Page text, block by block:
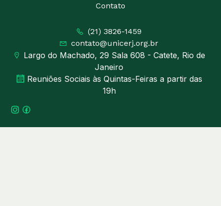
Contato
(21) 3826-1459
contato@unicerj.org.br
Largo do Machado, 29 Sala 608 - Catete, Rio de
Janeiro
Reuniões Sociais às Quintas-Feiras a partir das
19h